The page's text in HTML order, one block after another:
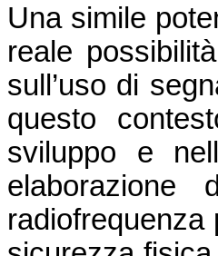
Una simile
reale
sull’uso di
questo
sviluppo e
radiofrequenza